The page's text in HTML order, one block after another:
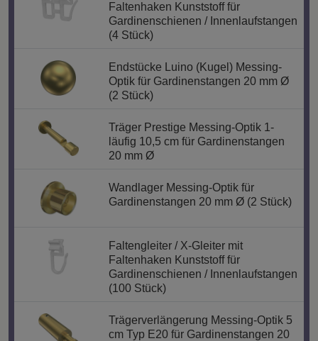
Faltenhaken Kunststoff für
Gardinenschienen / Innenlaufstangen
(4 Stück)
Endstücke Luino (Kugel) Messing-
Optik für Gardinenstangen 20 mm Ø
(2 Stück)
Träger Prestige Messing-Optik 1-
läufig 10,5 cm für Gardinenstangen
20 mm Ø
Wandlager Messing-Optik für
Gardinenstangen 20 mm Ø (2 Stück)
Faltengleiter / X-Gleiter mit
Faltenhaken Kunststoff für
Gardinenschienen / Innenlaufstangen
(100 Stück)
Trägerverlängerung Messing-Optik 5
cm Typ E20 für Gardinenstangen 20